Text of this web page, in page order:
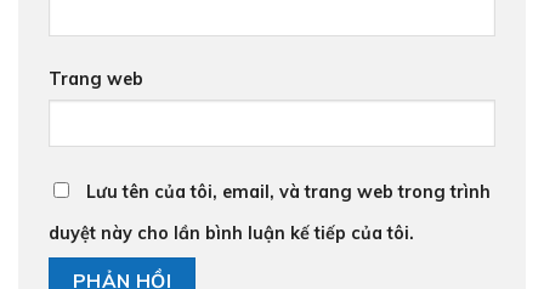
Trang web
Lưu tên của tôi, email, và trang web trong trình
duyệt này cho lần bình luận kế tiếp của tôi.